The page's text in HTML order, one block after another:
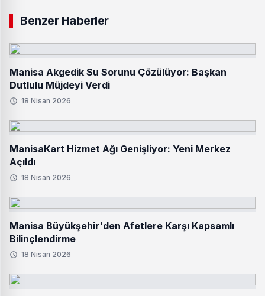
Benzer Haberler
Manisa Akgedik Su Sorunu Çözülüyor: Başkan
Dutlulu Müjdeyi Verdi
18 Nisan 2026
ManisaKart Hizmet Ağı Genişliyor: Yeni Merkez
Açıldı
18 Nisan 2026
Manisa Büyükşehir'den Afetlere Karşı Kapsamlı
Bilinçlendirme
18 Nisan 2026